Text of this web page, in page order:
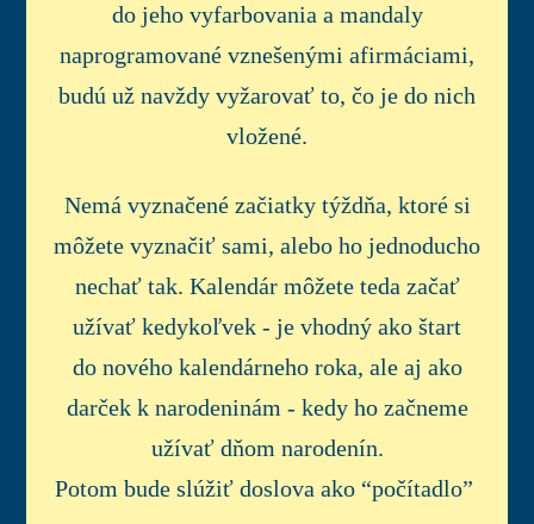
do jeho vyfarbovania a mandaly
naprogramované vznešenými afirmáciami,
budú už navždy vyžarovať to, čo je do nich
vložené.
Nemá vyznačené začiatky týždňa, ktoré si
môžete vyznačiť sami, alebo ho jednoducho
nechať tak. Kalendár môžete teda začať
užívať kedykoľvek - je vhodný ako štart
do nového kalendárneho roka, ale aj ako
darček k narodeninám - kedy ho začneme
užívať dňom narodenín.
Potom bude slúžiť doslova ako “počítadlo”